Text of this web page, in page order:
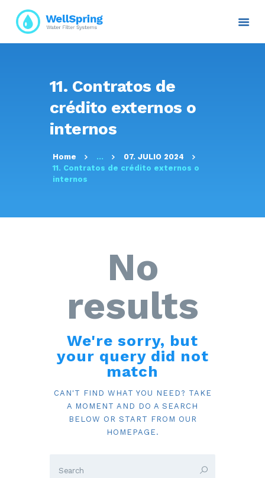
11. Contratos de
crédito externos o
internos
Home ...
07. JULIO 2024
11. Contratos de crédito externos o
internos
INICIO
NOSOTROS
PLANES Y PROYECTOS
SERVICIOS
TRANSPARENCIA
RESOLUCIONES
INFORMACIÓN
No
results
We're sorry, but
your query did not
match
CAN'T FIND WHAT YOU NEED? TAKE
A MOMENT AND DO A SEARCH
BELOW OR START FROM OUR
HOMEPAGE .